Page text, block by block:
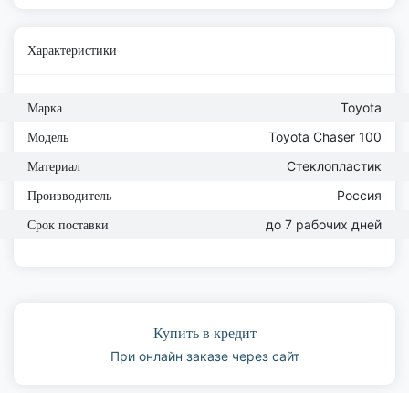
Характеристики
Марка Toyota
Модель Toyota Chaser 100
Материал Стеклопластик
Производитель Россия
Срок поставки до 7 рабочих дней
Купить в кредит
При онлайн заказе через сайт